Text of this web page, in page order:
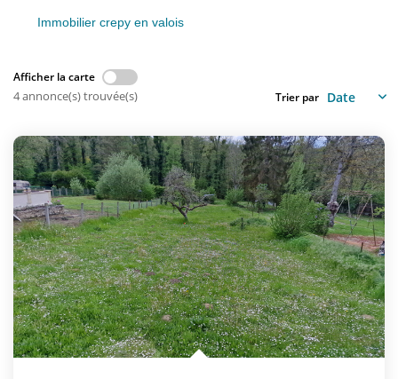
Notre Équipe
EN
Immobilier crepy en valois
Afficher la carte
4 annonce(s) trouvée(s) Trier par